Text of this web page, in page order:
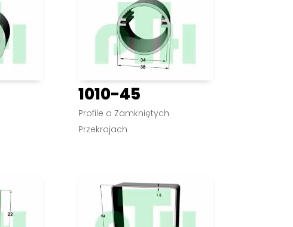
1010-45
Profile o Zamkniętych
Przekrojach